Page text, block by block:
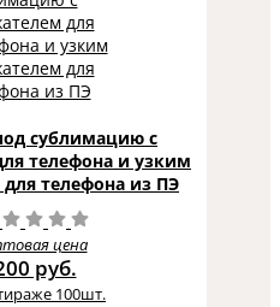
сублимацию с
телефона и узким
телефона из ПЭ
цена
руб.
100шт.